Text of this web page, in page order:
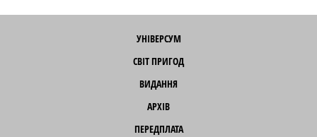
УНІВЕРСУМ
СВІТ ПРИГОД
ВИДАННЯ
АРХІВ
ПЕРЕДПЛАТА